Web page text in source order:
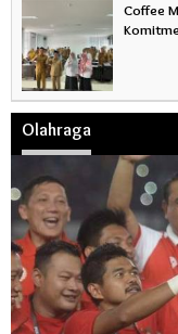
Coffee
Olahraga